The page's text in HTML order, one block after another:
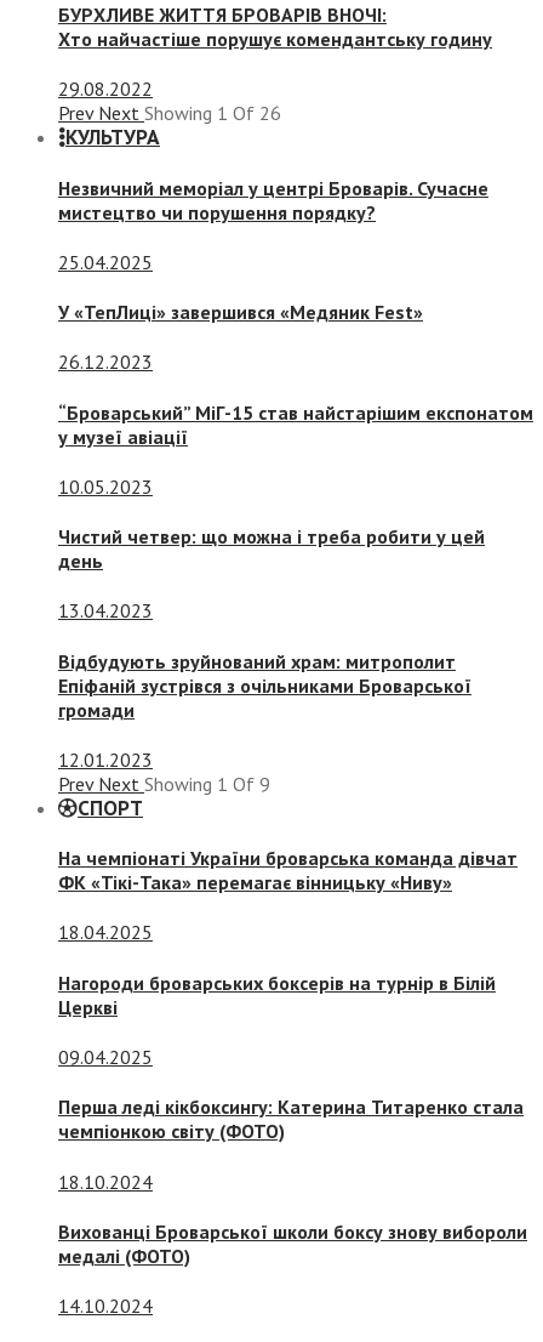
БУРХЛИВЕ ЖИТТЯ БРОВАРІВ ВНОЧІ:
Хто найчастіше порушує комендантську годину
29.08.2022
Prev Next Showing 1 Of 26
КУЛЬТУРА
Незвичний меморіал у центрі Броварів. Сучасне
мистецтво чи порушення порядку?
25.04.2025
У «ТепЛиці» завершився «Медяник Fest»
26.12.2023
“Броварський” МіГ-15 став найстарішим експонатом
у музеї авіації
10.05.2023
Чистий четвер: що можна і треба робити у цей
день
13.04.2023
Відбудують зруйнований храм: митрополит
Епіфаній зустрівся з очільниками Броварської
громади
12.01.2023
Prev Next Showing 1 Of 9
СПОРТ
На чемпіонаті України броварська команда дівчат
ФК «Тікі-Така» перемагає вінницьку «Ниву»
18.04.2025
Нагороди броварських боксерів на турнір в Білій
Церкві
09.04.2025
Перша леді кікбоксингу: Катерина Титаренко стала
чемпіонкою світу (ФОТО)
18.10.2024
Вихованці Броварської школи боксу знову вибороли
медалі (ФОТО)
14.10.2024